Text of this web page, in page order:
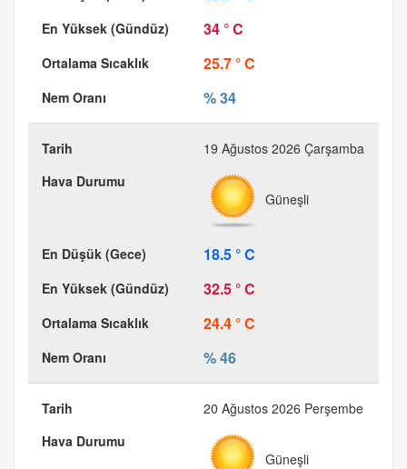
34 ° C
25.7 ° C
% 34
19 Ağustos 2026 Çarşamba
Güneşli
18.5 ° C
32.5 ° C
24.4 ° C
% 46
20 Ağustos 2026 Perşembe
Güneşli